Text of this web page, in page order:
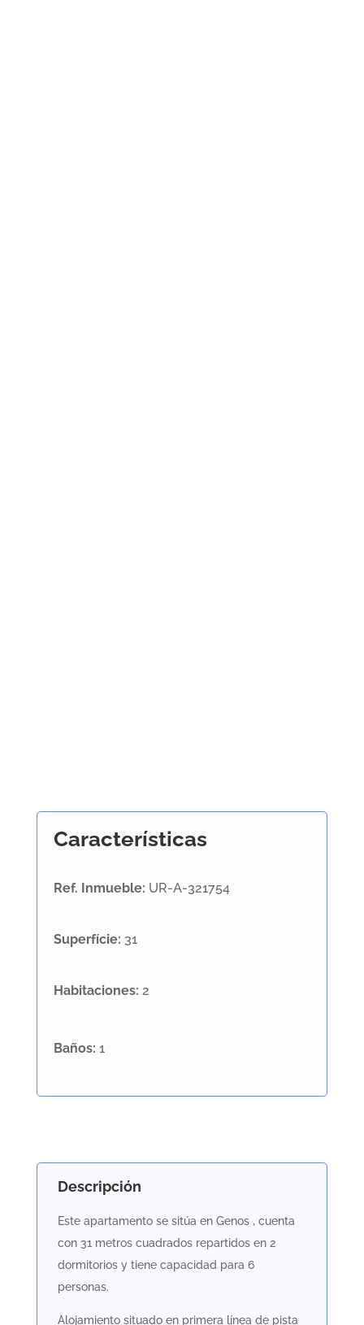
Características
Ref. Inmueble: UR-A-321754
Superfície: 31
Habitaciones: 2
Baños: 1
Descripción
Este apartamento se sitúa en Genos , cuenta
con 31 metros cuadrados repartidos en 2
dormitorios y tiene capacidad para 6
personas.
Alojamiento situado en primera línea de pista